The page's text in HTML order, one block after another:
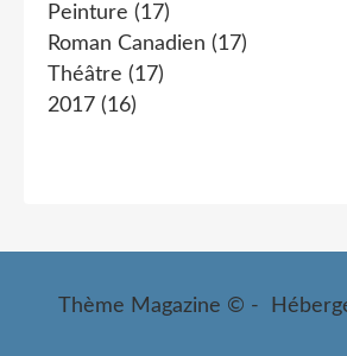
Peinture (17)
Roman Canadien (17)
Théâtre (17)
2017 (16)
Thème Magazine © -